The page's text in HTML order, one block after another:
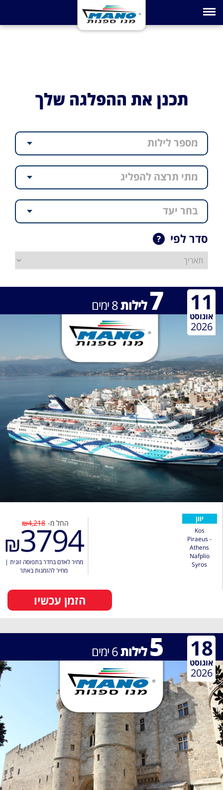
Toggle navigation
תכנן את ההפלגה שלך
מספר לילות
מתי תרצה להפליג
בחר יעד
סדר לפי
7 לילות8ימים 11
אוגוסט
2026
יוון
Kos
Piraeus -
Athens
Nafplio
Syros
החל מ- ₪4,218
₪3794
מחיר לאדם בחדר בתפוסה זוגית |
מחיר להזמנות באתר
הזמן עכשיו
5 לילות6ימים 18
אוגוסט
2026